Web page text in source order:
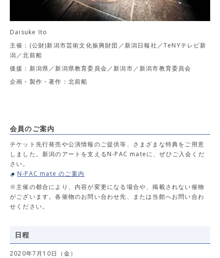
Daisuke Ito
主催：(公財)新潟市芸術文化振興財団／新潟日報社／TeNYテレビ新
潟／北前船
後援：新潟県／新潟県教育委員会／新潟市／新潟市教育委員会
企画・製作・著作：北前船
会員のご案内
チケット先行発売や公演情報のご提供等、さまざまな特典をご用意
しました。新潟のアートを支えるN-PAC mateに、ぜひご入会くだ
さい。
N-PAC mate のご案内
※主催の都合により、内容が変更になる場合や、掲載されない催物
がございます。各催物のお問い合わせ先、または当館へお問い合わ
せください。
日程
2020年7月10日（金）